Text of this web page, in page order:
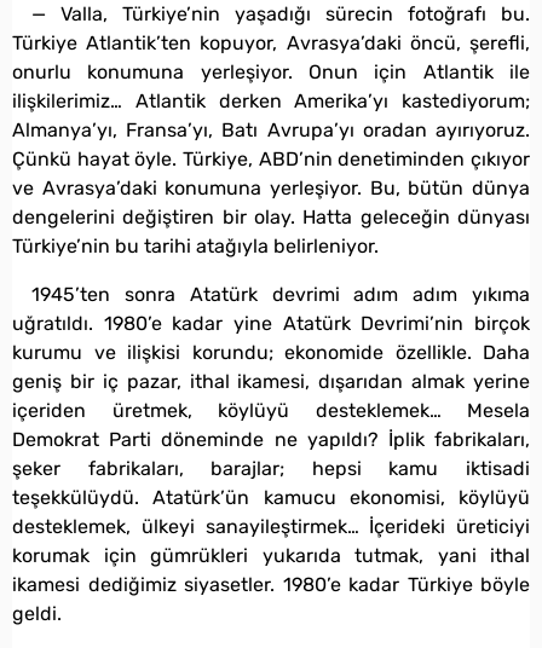
— Valla, Türkiye’nin yaşadığı sürecin fotoğrafı bu.
Türkiye Atlantik’ten kopuyor, Avrasya’daki öncü, şerefli,
onurlu konumuna yerleşiyor. Onun için Atlantik ile
ilişkilerimiz… Atlantik derken Amerika’yı kastediyorum;
Almanya’yı, Fransa’yı, Batı Avrupa’yı oradan ayırıyoruz.
Çünkü hayat öyle. Türkiye, ABD’nin denetiminden çıkıyor
ve Avrasya’daki konumuna yerleşiyor. Bu, bütün dünya
dengelerini değiştiren bir olay. Hatta geleceğin dünyası
Türkiye’nin bu tarihi atağıyla belirleniyor.
1945’ten sonra Atatürk devrimi adım adım yıkıma
uğratıldı. 1980’e kadar yine Atatürk Devrimi’nin birçok
kurumu ve ilişkisi korundu; ekonomide özellikle. Daha
geniş bir iç pazar, ithal ikamesi, dışarıdan almak yerine
içeriden üretmek, köylüyü desteklemek… Mesela
Demokrat Parti döneminde ne yapıldı? İplik fabrikaları,
şeker fabrikaları, barajlar; hepsi kamu iktisadi
teşekkülüydü. Atatürk’ün kamucu ekonomisi, köylüyü
desteklemek, ülkeyi sanayileştirmek… İçerideki üreticiyi
korumak için gümrükleri yukarıda tutmak, yani ithal
ikamesi dediğimiz siyasetler. 1980’e kadar Türkiye böyle
geldi.